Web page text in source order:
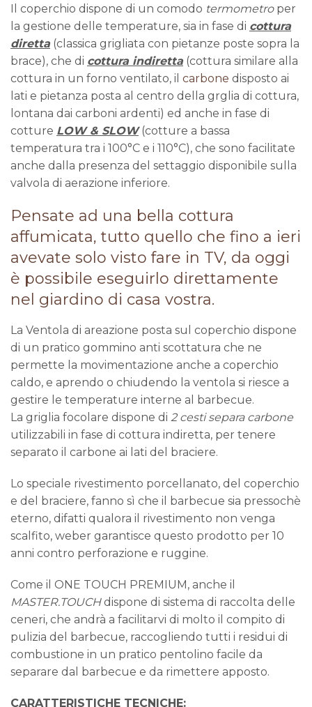
Il coperchio dispone di un comodo termometroper
la gestione delle temperature, sia in fase di cottura
diretta (classica grigliata con pietanze poste sopra la
brace), che di cottura indiretta (cottura similare alla
cottura in un forno ventilato, il carbone disposto ai
lati e pietanza posta al centro della grglia di cottura,
lontana dai carboni ardenti) ed anche in fase di
cotture LOW & SLOW(cotture a bassa
temperatura tra i 100°C e i 110°C), che sono facilitate
anche dalla presenza del settaggio disponibile sulla
valvola di aerazione inferiore.
Pensate ad una bella cottura
affumicata, tutto quello che fino a ieri
avevate solo visto fare in TV, da oggi
è possibile eseguirlo direttamente
nel giardino di casa vostra.
La Ventola di areazione posta sul coperchio dispone
di un pratico gommino anti scottatura che ne
permette la movimentazione anche a coperchio
caldo, e aprendo o chiudendo la ventola si riesce a
gestire le temperature interne al barbecue.
La griglia focolare dispone di 2 cesti separa carbone
utilizzabili in fase di cottura indiretta, per tenere
separato il carbone ai lati del braciere.
Lo speciale rivestimento porcellanato, del coperchio
e del braciere, fanno sì che il barbecue sia pressochè
eterno, difatti qualora il rivestimento non venga
scalfito, weber garantisce questo prodotto per 10
anni contro perforazione e ruggine.
Come il ONE TOUCH PREMIUM, anche il
MASTER.TOUCHdispone di sistema di raccolta delle
ceneri, che andrà a facilitarvi di molto il compito di
pulizia del barbecue, raccogliendo tutti i residui di
combustione in un pratico pentolino facile da
separare dal barbecue e da rimettere apposto.
CARATTERISTICHE TECNICHE: